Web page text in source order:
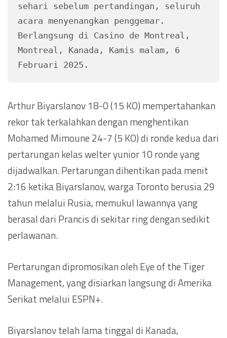
sehari sebelum pertandingan, seluruh
acara menyenangkan penggemar.
Berlangsung di Casino de Montreal,
Montreal, Kanada, Kamis malam, 6
Februari 2025.
Arthur Biyarslanov 18-0 (15 KO) mempertahankan
rekor tak terkalahkan dengan menghentikan
Mohamed Mimoune 24-7 (5 KO) di ronde kedua dari
pertarungan kelas welter yunior 10 ronde yang
dijadwalkan. Pertarungan dihentikan pada menit
2:16 ketika Biyarslanov, warga Toronto berusia 29
tahun melalui Rusia, memukul lawannya yang
berasal dari Prancis di sekitar ring dengan sedikit
perlawanan.
Pertarungan dipromosikan oleh Eye of the Tiger
Management, yang disiarkan langsung di Amerika
Serikat melalui ESPN+.
Biyarslanov telah lama tinggal di Kanada,